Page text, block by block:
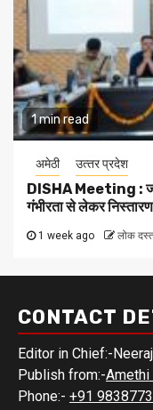
1 min read
अमेठी उत्‍तर प्रदेश
DISHA Meeting :
गंभीरता से लेकर
1 week ago लोक
CONTACT
Editor in Chief:-
Publish from:-Amethi
Phone:- +91